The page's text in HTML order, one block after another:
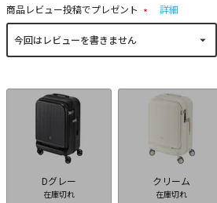
商品レビュー投稿でプレゼント
(
詳細
Dグレー
在庫切れ
クリーム
在庫切れ